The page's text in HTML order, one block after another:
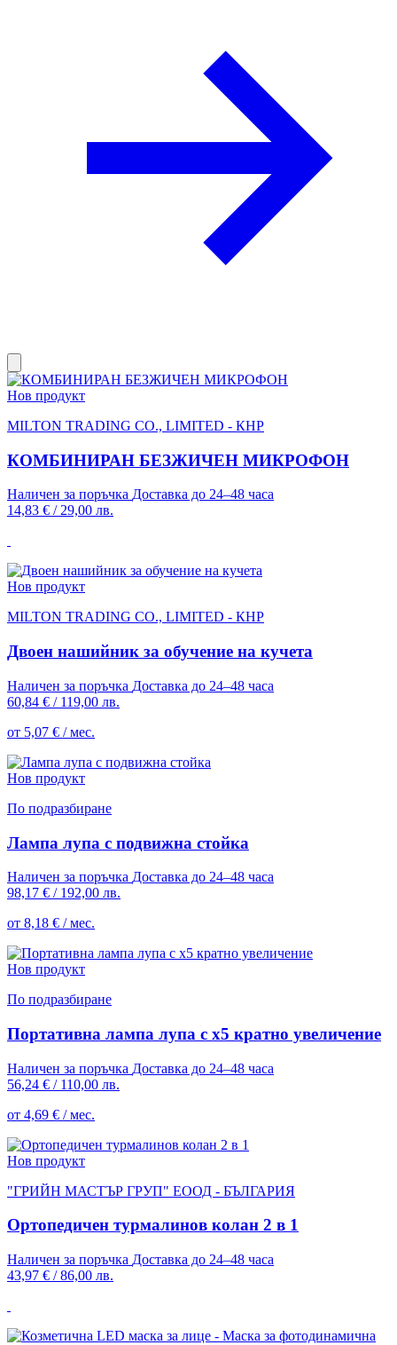
Нов продукт
MILTON TRADING CO., LIMITED - КНР
КОМБИНИРАН БЕЗЖИЧЕН МИКРОФОН
Наличен за поръчка Доставка до 24–48 часа
14,83 € / 29,00 лв.
Нов продукт
MILTON TRADING CO., LIMITED - КНР
Двоен нашийник за обучение на кучета
Наличен за поръчка Доставка до 24–48 часа
60,84 € / 119,00 лв.
от 5,07 € / мес.
Нов продукт
По подразбиране
Лампа лупа с подвижна стойка
Наличен за поръчка Доставка до 24–48 часа
98,17 € / 192,00 лв.
от 8,18 € / мес.
Нов продукт
По подразбиране
Портативна лампа лупа с х5 кратно увеличение
Наличен за поръчка Доставка до 24–48 часа
56,24 € / 110,00 лв.
от 4,69 € / мес.
Нов продукт
"ГРИЙН МАСТЪР ГРУП" ЕООД - БЪЛГАРИЯ
Ортопедичен турмалинов колан 2 в 1
Наличен за поръчка Доставка до 24–48 часа
43,97 € / 86,00 лв.